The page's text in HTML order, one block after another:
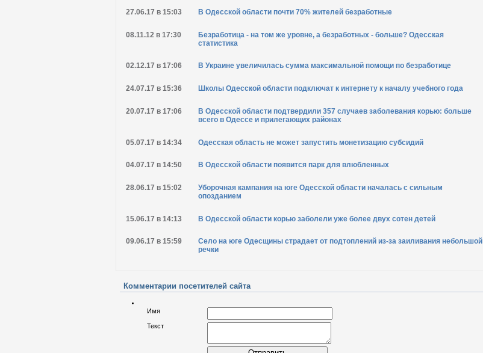
27.06.17 в 15:03 В Одесской области почти 70% жителей безработные
08.11.12 в 17:30
Безработица - на том же уровне, а безработных - больше? Одесская
статистика
02.12.17 в 17:06 В Украине увеличилась сумма максимальной помощи по безработице
24.07.17 в 15:36 Школы Одесской области подключат к интернету к началу учебного года
20.07.17 в 17:06
В Одесской области подтвердили 357 случаев заболевания корью: больше
всего в Одессе и прилегающих районах
05.07.17 в 14:34 Одесская область не может запустить монетизацию субсидий
04.07.17 в 14:50 В Одесской области появится парк для влюбленных
28.06.17 в 15:02
Уборочная кампания на юге Одесской области началась с сильным
опозданием
15.06.17 в 14:13 В Одесской области корью заболели уже более двух сотен детей
09.06.17 в 15:59
Село на юге Одесщины страдает от подтоплений из-за заиливания небольшой
речки
Комментарии посетителей сайта
Имя
Текст